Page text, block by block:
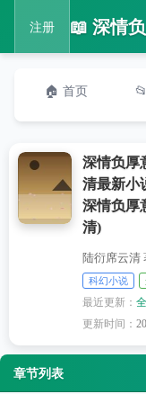
注册
🏠 首页
深情负厚
清最新小
深情负厚
清)
陆衍席云清
科幻小说
最近更新：
更新时间：
章节列表